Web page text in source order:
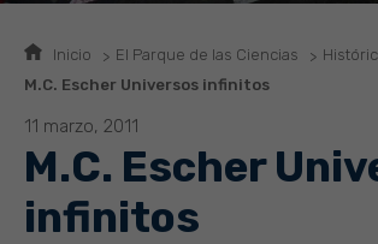
Inicio El Parque de las Ciencias
M.C. Escher Universos infinitos
11 marzo, 2011
M.C. Escher
infinitos